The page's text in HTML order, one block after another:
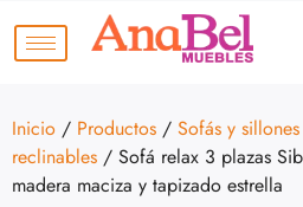
Inicio / Productos / Sofás y sillones
reclinables / Sofá relax 3 plazas
madera maciza y tapizado estrella